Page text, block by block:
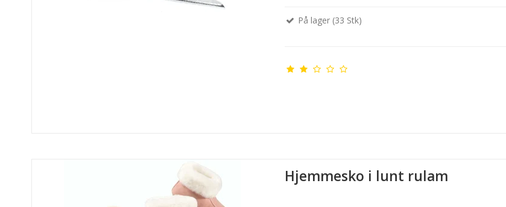
På lager (33 Stk)
Hjemmesko i lunt rulam